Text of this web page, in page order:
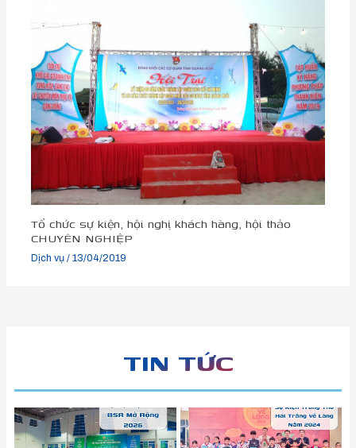
Tổ chức sự kiện, hội nghị khách hàng, hội thảo
CHUYÊN NGHIỆP
Dịch vụ /13/04/2019
TIN TỨC